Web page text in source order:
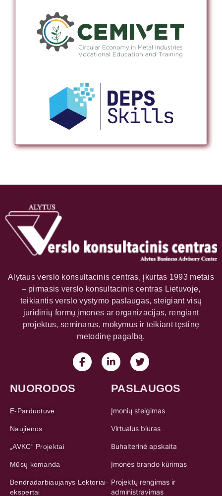
Alytaus verslo konsultacinis centras, įkurtas 1993 metais
– pirmasis verslo konsultacinis centras Lietuvoje,
teikiantis verslo vystymo paslaugas, steigiant visų
juridinių formų įmones ar organizacijas, rengiant
projektus, seminarus, mokymus ir teikiant tęstinę
metodinę pagalbą.
NUORODOS
E-Parduotuvė
Naujienos
„AVKC“ Projektai
Mūsų komanda
Bendradarbiaujanys Lektoriai-
ekspertai
PASLAUGOS
Įmonių steigimas
Virtualus biuras
Buhalterinė apskaita
Įmonės brando kūrimas
Projektų rengimas ir
administravimas